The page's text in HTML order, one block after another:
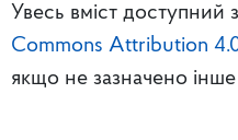
Увесь вміст доступний
Commons Attribution
якщо не зазначено інше